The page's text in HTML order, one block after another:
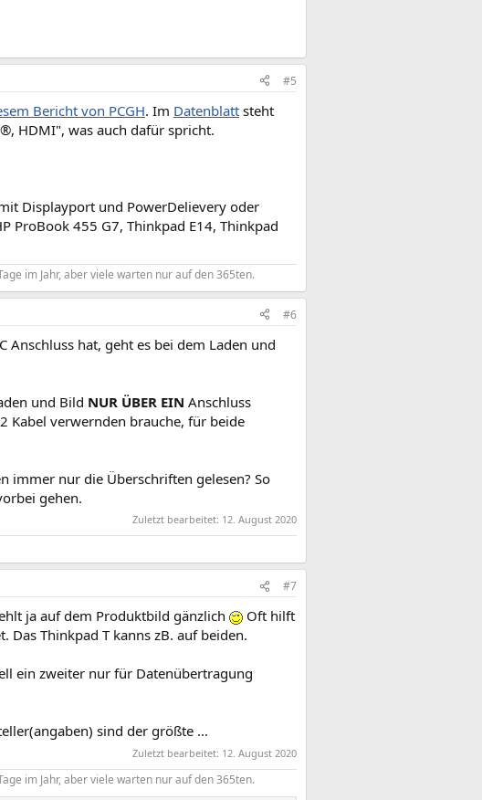
#5
Bericht von PCGH. Im Datenblatt steht
HDMI", was auch dafür spricht.
Displayport und PowerDelievery oder
ProBook 455 G7, Thinkpad E14, Thinkpad
im Jahr, aber viele warten nur auf den 365ten.
#6
Anschluss hat, geht es bei dem Laden und
und Bild NUR ÜBER EIN Anschluss
Kabel verwernden brauche, für beide
immer nur die Überschriften gelesen? So
gehen.
Zuletzt bearbeitet: 12. August 2020
#7
ja auf dem Produktbild gänzlich
Oft hilft
Thinkpad T kanns zB. auf beiden.
ein zweiter nur für Datenübertragung
sind der größte ...
Zuletzt bearbeitet: 12. August 2020
im Jahr, aber viele warten nur auf den 365ten.